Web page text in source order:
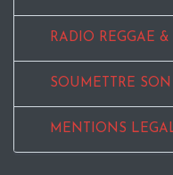
RADIO REGGAE
SOUMETTRE SON
MENTIONS